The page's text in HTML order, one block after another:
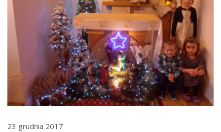
23 grudnia 2017